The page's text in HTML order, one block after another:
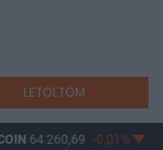
LETÖLTÖM
-0,01% BUX 146